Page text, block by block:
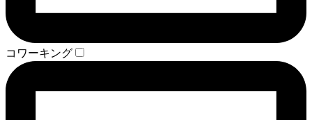
コワーキング